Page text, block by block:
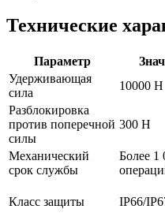
Технические
Параметр
Удерживающая
сила
10000 Н
Разблокировка
против поперечной
силы
300 Н
Механический
срок службы
Более 1
Класс защиты IP66/